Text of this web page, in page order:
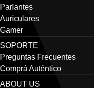
Parlantes
Auriculares
Gamer
SOPORTE
Preguntas Frecuentes
Comprá Auténtico
ABOUT US